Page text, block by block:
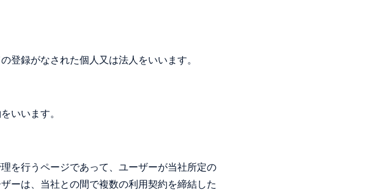
登録がなされた個人又は法人をいいます。
いいます。
を行うページであって、ユーザーが当社所定の
ーは、当社との間で複数の利用契約を締結した